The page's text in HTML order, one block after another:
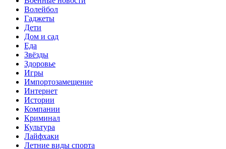
Волейбол
Гаджеты
Дети
Дом и сад
Еда
Звёзды
Здоровье
Игры
Импортозамещение
Интернет
Истории
Компании
Криминал
Культура
Лайфхаки
Летние виды спорта